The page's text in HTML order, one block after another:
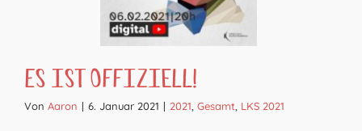
Es ist offiziell!
Von Aaron | 6. Januar 2021 | 2021 Gesamt LKS 2021